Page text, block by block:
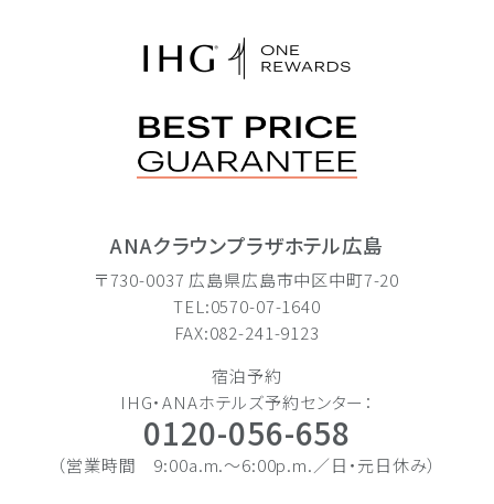
ANAクラウンプラザホテル広島
〒730-0037 広島県広島市中区中町7-20
TEL:0570-07-1640
FAX:082-241-9123
宿泊予約
IHG・ANAホテルズ予約センター：
0120-056-658
（営業時間 9:00a.m.〜6:00p.m.／日・元日休み）